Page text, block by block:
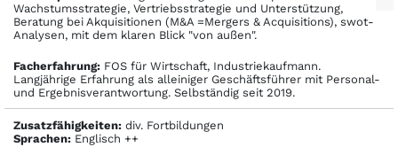
Wachstumsstrategie, Vertriebsstrategie und Unterstützung,
Beratung bei Akquisitionen (M&A =Mergers & Acquisitions), swot-
Analysen, mit dem klaren Blick "von außen".
Facher­fahrung: FOS für Wirtschaft, Industriekaufmann.
Langjährige Erfahrung als alleiniger Geschäftsführer mit Personal-
und Ergebnisverantwortung. Selbständig seit 2019.
Zusatzfähigkeiten: div. Fortbildungen
Sprachen: Englisch ++